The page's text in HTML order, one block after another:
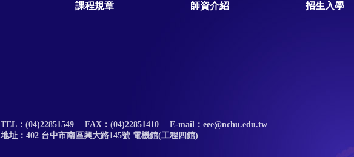
課程規章 師資介紹 招生入學
TEL：(04)22851549 FAX：(04)22851410
E-mail：eee@nchu.edu.tw
地址：402 台中市南區興大路145號 電機館(工程四館)